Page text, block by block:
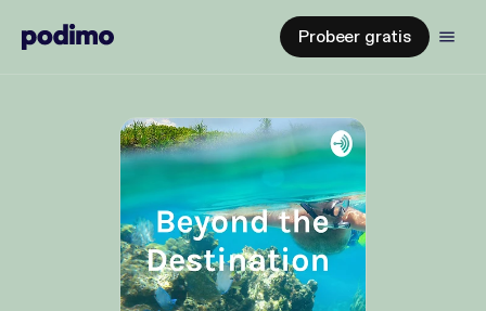
Probeer gratis